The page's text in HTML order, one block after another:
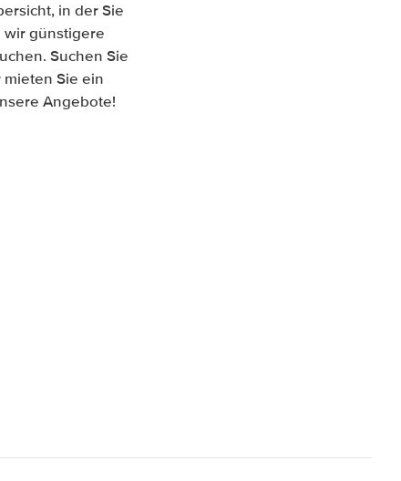
in der Sie
wir günstigere
Suchen Sie
Sie ein
Angebote!